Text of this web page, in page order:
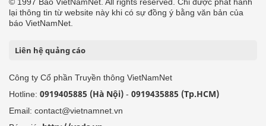
lại thông tin từ website này khi có sự đồng ý bằng văn bản của
báo VietNamNet.
Liên hệ quảng cáo
Công ty Cổ phần Truyền thông VietNamNet
Hotline: 0919405885 (Hà Nội) - 0919435885 (Tp.HCM)
Email: contact@vietnamnet.vn